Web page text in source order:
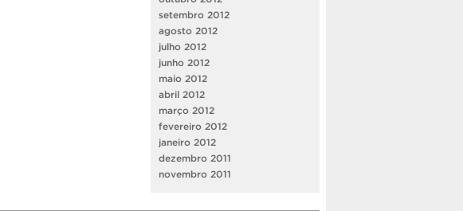
setembro 2012
agosto 2012
julho 2012
junho 2012
maio 2012
abril 2012
março 2012
fevereiro 2012
janeiro 2012
dezembro 2011
novembro 2011